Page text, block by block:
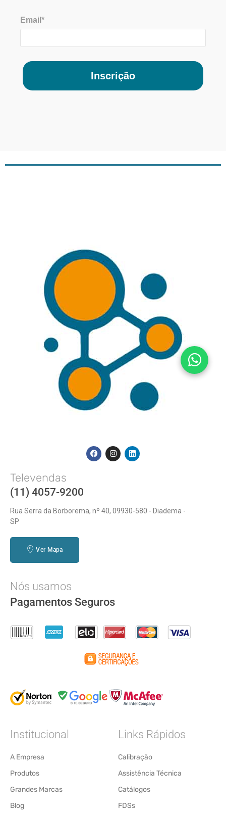
Email*
Inscrição
Televendas
(11) 4057-9200
Rua Serra da Borborema, nº 40, 09930-580 - Diadema -
SP
Ver Mapa
Nós usamos
Pagamentos Seguros
Institucional
A Empresa
Produtos
Grandes Marcas
Blog
Links Rápidos
Calibração
Assistência Técnica
Catálogos
FDSs